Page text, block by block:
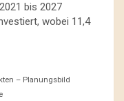
bis 2027
wobei 11,4
– Planungsbild